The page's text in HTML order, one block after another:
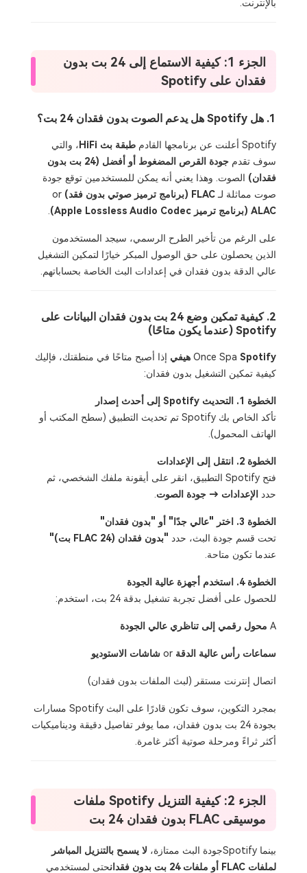
بالإنترنت.
الجزء 1: كيفية الاستماع إلى 24 بت بدون
فقدان على Spotify
1. هل Spotify هل يدعم الصوت بدون فقدان 24 بت؟
Spotify أعلنت عن برنامجها القادم طبقة بث HiFi
، والتي
سوف تقدم
جودة القرص المضغوط أو أفضل (24 بت بدون
فقدان) الصوت. وهذا يعني أنه يمكن للمستخدمين توقع جودة
صوت مماثلة لـ FLAC (برنامج ترميز صوتي بدون فقد)
ALAC (برنامج ترميز Apple Lossless Audio Codec)
على الرغم من تأخير الطرح الرسمي، سيجد المستخدمون
الذين يحصلون على حق الوصول المبكر خيارًا لتمكين التشغيل
عالي الدقة بدون فقدان في إعدادات البث الخاصة بحساباتهم.
2. كيفية تمكين وضع 24 بت بدون فقدان البيانات على
Spotify (عندما يكون متاحًا)
Once SpaSpotify هيفي
إذا أصبح متاحًا في منطقتك، فإليك
كيفية تمكين التشغيل بدون فقدان:
الخطوة 1. التحديث Spotify إلى أحدث إصدار
تأكد الخاص بك Spotify تم تحديث التطبيق (سطح المكتب أو
الهاتف المحمول).
الخطوة 2. انتقل إلى الإعدادات
فتح Spotify التطبيق، انقر على أيقونة ملفك الشخصي، ثم
حدد
الإعدادات → جودة الصوت
الخطوة 3. اختر "عالي جدًا" أو "بدون فقدان"
تحت قسم جودة البث، حدد "بدون فقدان (FLAC 24 بت)"
عندما تكون متاحة.
الخطوة 4. استخدم أجهزة عالية الجودة
للحصول على أفضل تجربة تشغيل بدقة 24 بت، استخدم:
A محول رقمي إلى تناظري عالي الجودة
سماعات رأس عالية الدقة شاشات الاستوديو
اتصال إنترنت مستقر (لبث الملفات بدون فقدان)
بمجرد التكوين، سوف تكون قادرًا على البث Spotify مسارات
بجودة 24 بت بدون فقدان، مما يوفر تفاصيل دقيقة وديناميكيات
أكثر ثراءً ومرحلة صوتية أكثر غامرة.
الجزء 2: كيفية التنزيل Spotify ملفات
موسيقى FLAC بدون فقدان 24 بت
بينما Spotifyجودة البث ممتازة،
لا يسمح بالتنزيل المباشر
لملفات FLAC أو ملفات 24 بت بدون فقدان
حتى لمستخدمي